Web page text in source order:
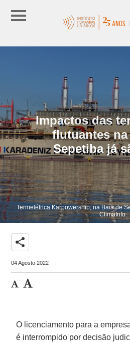
Impactos das
flutuantes na
Sepetiba já
Termelétrica Karpowership, na Baía de
ClimaInfo
share
04 Agosto 2022
O licenciamento para a
é interrompido por decisão